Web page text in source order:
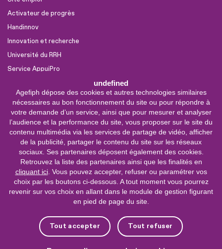
undefined
Agefiph dépose des cookies et autres technologies similaires
nécessaires au bon fonctionnement du site ou pour répondre à
votre demande d’un service, ainsi que pour mesurer et analyser
l’audience et la performance du site, vous proposer sur le site du
contenu multimédia via les services de partage de vidéo, afficher
de la publicité, partager le contenu du site sur les réseaux
sociaux. Ses partenaires déposent également des cookies.
Retrouvez la liste des partenaires ainsi que les finalités en
cliquant ici. Vous pouvez accepter, refuser ou paramétrer vos
choix par les boutons ci-dessous. A tout moment vous pourrez
revenir sur vos choix en allant dans le module de gestion figurant
en pied de page du site.
Tout accepter Tout refuser
Activateur de progrès
Handinnov
Innovation et recherche
Université du RRH
Service AppuiPro
Nous suivre
Youtube
Linkedin
Facebook
0 800 11 10 09
Service &
appel gratuits
Nous contacter
Plateforme de mise en contact LSF